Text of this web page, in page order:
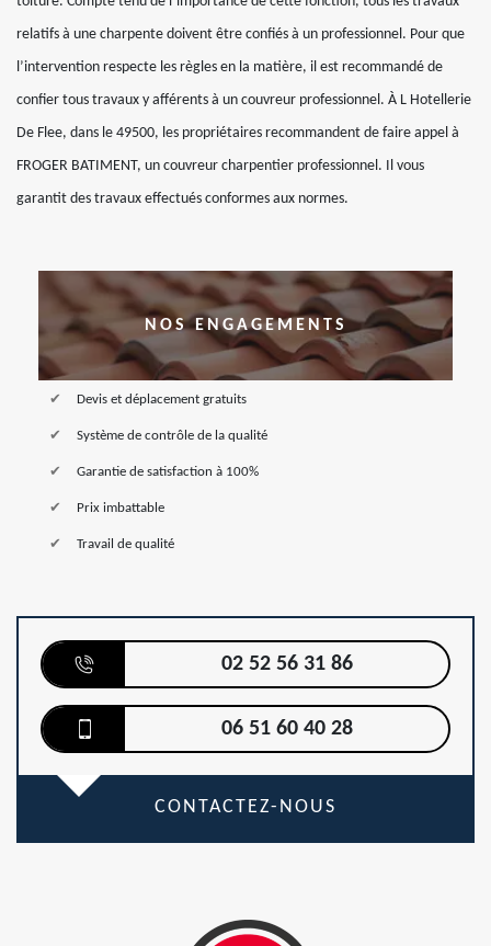
relatifs à une charpente doivent être confiés à un professionnel. Pour que
l’intervention respecte les règles en la matière, il est recommandé de
confier tous travaux y afférents à un couvreur professionnel. À L Hotellerie
De Flee, dans le 49500, les propriétaires recommandent de faire appel à
FROGER BATIMENT, un couvreur charpentier professionnel. Il vous
garantit des travaux effectués conformes aux normes.
NOS ENGAGEMENTS
Devis et déplacement gratuits
Système de contrôle de la qualité
Garantie de satisfaction à 100%
Prix imbattable
Travail de qualité
02 52 56 31 86
06 51 60 40 28
CONTACTEZ-NOUS